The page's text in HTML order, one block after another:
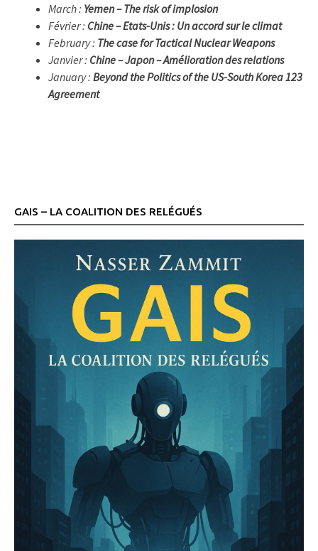
March : Yemen – The risk of implosion
Février : Chine – Etats-Unis : Un accord sur le climat
February : The case for Tactical Nuclear Weapons
Janvier : Chine – Japon – Amélioration des relations
January : Beyond the Politics of the US-South Korea 123
Agreement
GAIS – LA COALITION DES RELÉGUÉS